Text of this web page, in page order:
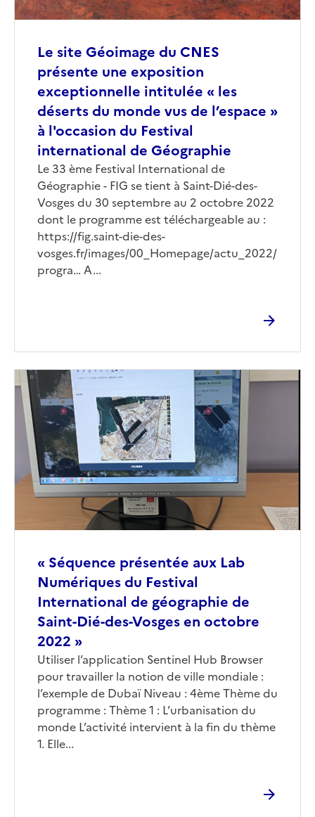
Le site Géoimage du CNES
présente une exposition
exceptionnelle intitulée « les
déserts du monde vus de l’espace »
à l'occasion du Festival
international de Géographie
Corps
Le 33 ème Festival International de
Géographie - FIG se tient à Saint-Dié-des-
Vosges du 30 septembre au 2 octobre 2022
dont le programme est téléchargeable au :
https://fig.saint-die-des-
vosges.fr/images/00_Homepage/actu_2022/
progra… A...
« Séquence présentée aux Lab
Numériques du Festival
International de géographie de
Saint-Dié-des-Vosges en octobre
2022 »
Corps
Utiliser l’application Sentinel Hub Browser
pour travailler la notion de ville mondiale :
l’exemple de Dubaï Niveau : 4ème Thème du
programme : Thème 1 : L’urbanisation du
monde L’activité intervient à la fin du thème
1. Elle...
Image
de
couverture
(conseillée)